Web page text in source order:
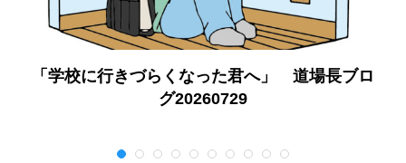
「学校に行きづらくなった君へ」 道場長ブロ
グ20260729